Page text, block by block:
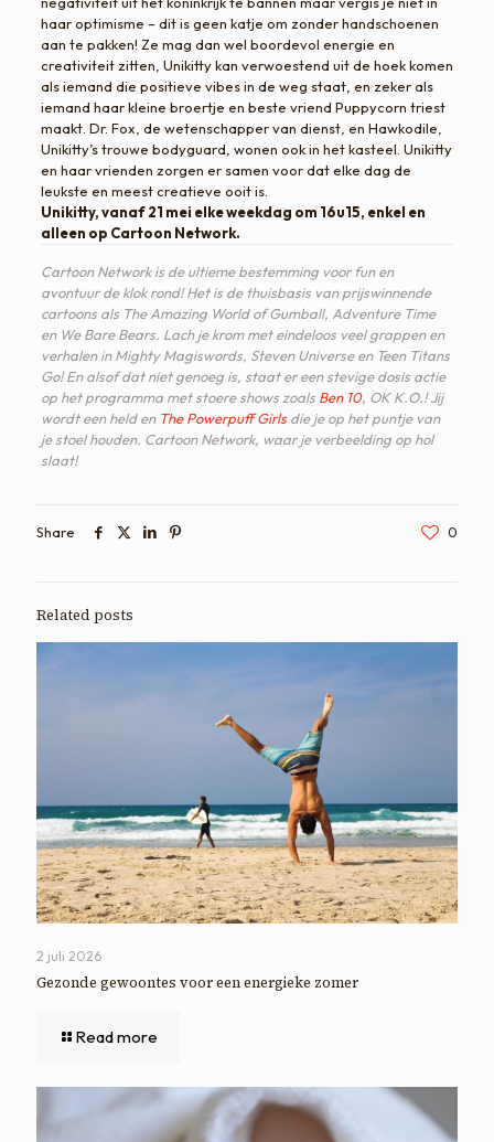
haar optimisme – dit is geen katje om zonder handschoenen
aan te pakken! Ze mag dan wel boordevol energie en
creativiteit zitten, Unikitty kan verwoestend uit de hoek komen
als iemand die positieve vibes in de weg staat, en zeker als
iemand haar kleine broertje en beste vriend Puppycorn triest
maakt. Dr. Fox, de wetenschapper van dienst, en Hawkodile,
Unikitty’s trouwe bodyguard, wonen ook in het kasteel. Unikitty
en haar vrienden zorgen er samen voor dat elke dag de
leukste en meest creatieve ooit is.
Unikitty, vanaf 21 mei elke weekdag om 16u15, enkel en
alleen op Cartoon Network.
Cartoon Network is de ultieme bestemming voor fun en
avontuur de klok rond! Het is de thuisbasis van prijswinnende
cartoons als The Amazing World of Gumball, Adventure Time
en We Bare Bears. Lach je krom met eindeloos veel grappen en
verhalen in Mighty Magiswords, Steven Universe en Teen Titans
Go! En alsof dat niet genoeg is, staat er een stevige dosis actie
op het programma met stoere shows zoals Ben 10, OK K.O.! Jij
wordt een held en The Powerpuff Girlsdie je op het puntje van
je stoel houden. Cartoon Network, waar je verbeelding op hol
slaat!
Share 0
Related posts
2 juli 2026
Gezonde gewoontes voor een energieke zomer
Read more